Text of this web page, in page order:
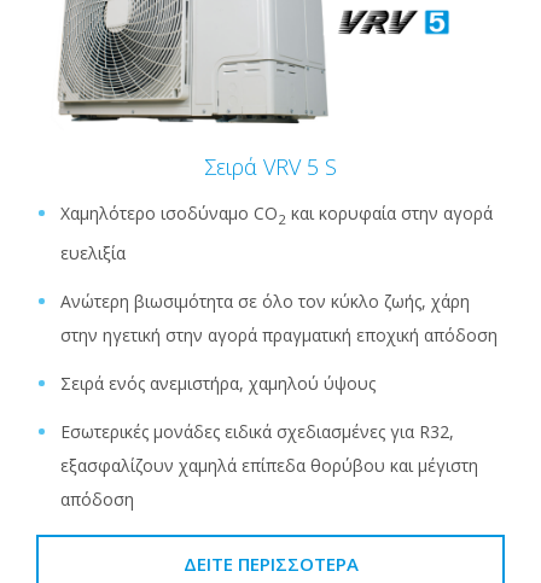
Σειρά VRV 5 S
Χαμηλότερο ισοδύναμο CO2 και κορυφαία στην αγορά
ευελιξία
Ανώτερη βιωσιμότητα σε όλο τον κύκλο ζωής, χάρη
στην ηγετική στην αγορά πραγματική εποχική απόδοση
Σειρά ενός ανεμιστήρα, χαμηλού ύψους
Εσωτερικές μονάδες ειδικά σχεδιασμένες για R32,
εξασφαλίζουν χαμηλά επίπεδα θορύβου και μέγιστη
απόδοση
ΔΕΊΤΕ ΠΕΡΙΣΣΌΤΕΡΑ